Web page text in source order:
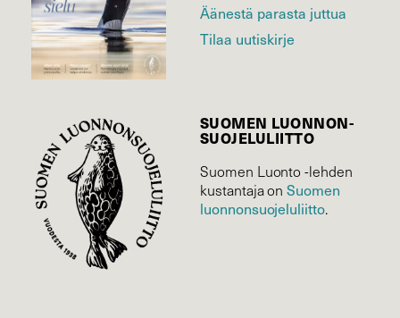
Äänestä parasta juttua
Tilaa uutiskirje
SUOMEN LUONNON­
SUOJELU­LIITTO
Suomen Luonto -lehden
kustantaja onSuomen
luonnonsuojelu­liitto.